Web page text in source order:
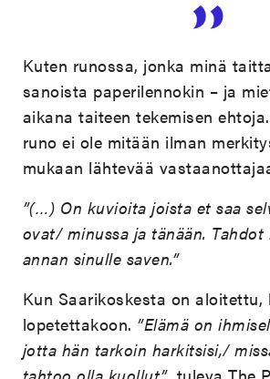
Kuten runossa, jonka minä
sanoista paperilennokin – ja
aikana taiteen tekemisen
runo ei ole mitään ilman
mukaan lähtevää
”(…) On kuvioita joista et saa
ovat/ minussa ja tänään. Tahdot
annan sinulle saven.”
Kun Saarikoskesta on aloitettu,
lopetettakoon. ”Elämä on
jotta hän tarkoin harkitsisi,/